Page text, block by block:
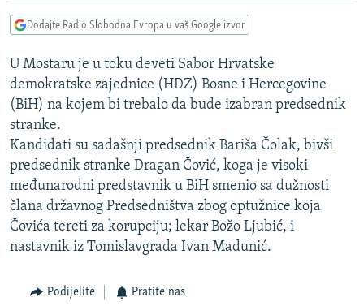
Pređite
pretragu
VIZUELNO
VIDEO
FOTOGALERIJE
INFOGRAFIKE
PODCASTI
RAT U UKRAJINI
KINA NA BALKANU
RSE PRIČE IZ SVIJETA
ISPRIČAJ MI
DNEVNO@RSE
SPECIJALI RSE
GENOCID U SREBRENICI
PRATITE NAS
Dodajte Radio Slobodna Evropa u vaš Google izvor
U Mostaru je u toku deveti Sabor Hrvatske
demokratske zajednice (HDZ) Bosne i Hercegovine
(BiH) na kojem bi trebalo da bude izabran predsednik
stranke.
Kandidati su sadašnji predsednik Bariša Čolak, bivši
predsednik stranke Dragan Čović, koga je visoki
međunarodni predstavnik u BiH smenio sa dužnosti
člana državnog Predsedništva zbog optužnice koja
Čovića tereti za korupciju; lekar Božo Ljubić, i
nastavnik iz Tomislavgrada Ivan Madunić.
Podijelite Pratite nas